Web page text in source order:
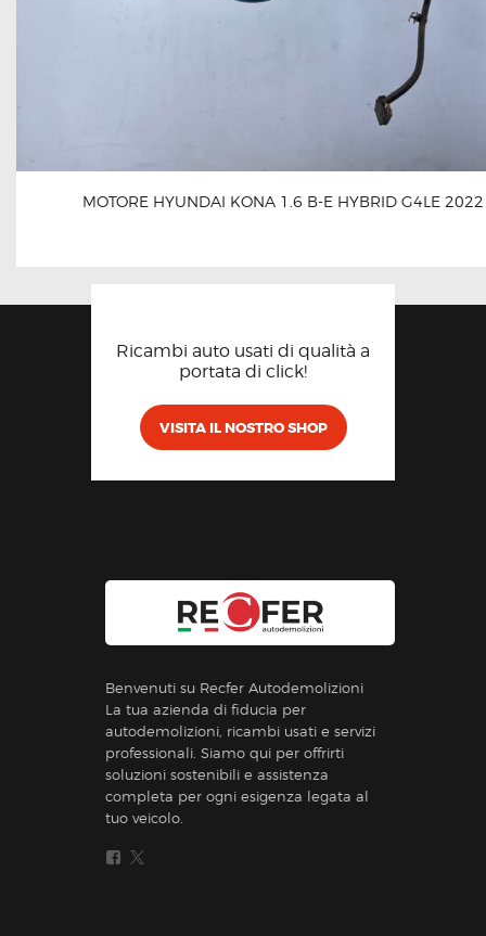
MOTORE HYUNDAI KONA 1.6 B-E HYBRID G4LE
Ricambi auto usati di qualità a
portata di click!
VISITA IL NOSTRO SHOP
Benvenuti su Recfer Autodemolizioni
La tua azienda di fiducia per
autodemolizioni, ricambi usati e servizi
professionali. Siamo qui per offrirti
soluzioni sostenibili e assistenza
completa per ogni esigenza legata al
tuo veicolo.